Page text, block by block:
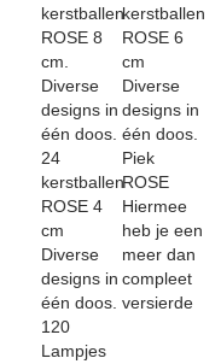
kerstballen
ROSE 8
cm.
Diverse
designs in
één doos.
kerstballen
ROSE 6
cm
Diverse
designs in
één doos.
24
kerstballen
ROSE 4
cm
Diverse
designs in
één doos.
Piek
ROSE
120
Lampjes
Hiermee
heb je een
meer dan
compleet
versierde